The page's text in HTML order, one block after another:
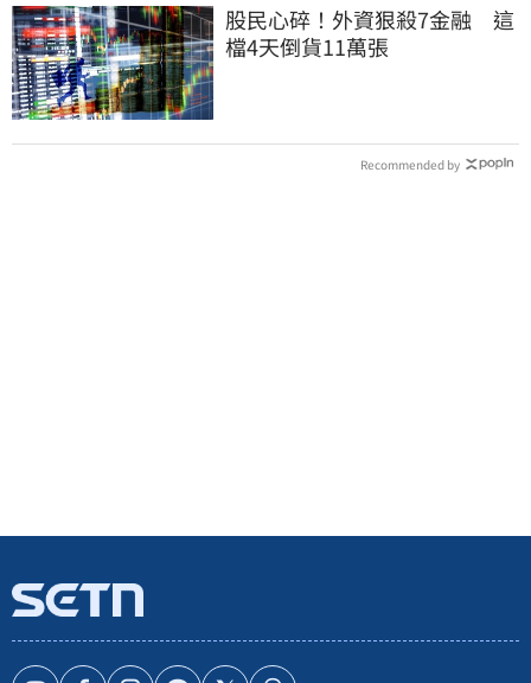
股民心碎！外資狠殺7金融 這
檔4天倒貨11萬張
Recommended by